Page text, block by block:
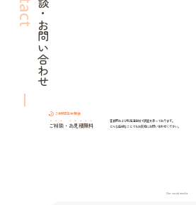
ご相談・お問い合わせ
24時間年中無休
ご相談 ・ お見積無料
富良野および北海道全域で調査を承っております。
どんな些細なことでもお気軽にお問い合わせください。
Our social media